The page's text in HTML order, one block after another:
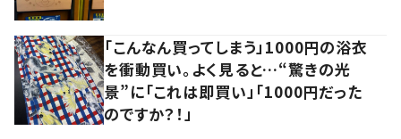
「こんなん買ってしまう」1000円の浴衣
を衝動買い。よく見ると…“驚きの光
景”に「これは即買い」「1000円だった
のですか？！」